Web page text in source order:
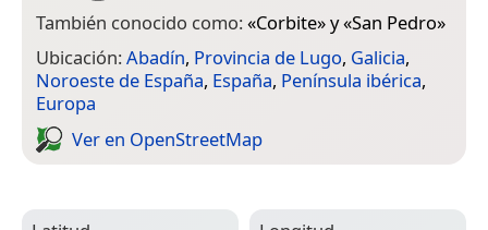
También conocido como:«Corbite» y «San Pedro»
Ubicación:Abadín, Provincia de Lugo, Galicia,
Noroeste de España, España, Península ibérica,
Europa
Ver en Open­Street­Map